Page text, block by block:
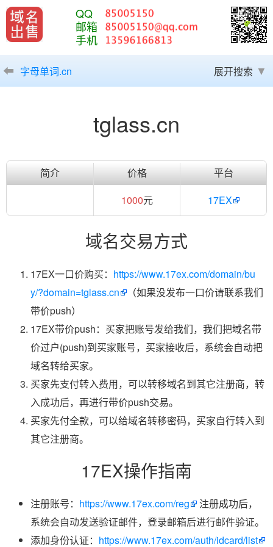
QQ
邮箱
手机
字母单词.cn 展开搜索
tglass.cn
简介 价格
平台
1000元 17EX
域名交易方式
17EX一口价购买： https://www.17ex.com/domain/bu
y/?domain=tglass.cn
（如果没发布一口价请联系我们
带价push）
17EX带价push：买家把账号发给我们，我们把域名带
价过户(push)到买家账号，买家接收后，系统会自动把
域名转给买家。
买家先支付转入费用，可以转移域名到其它注册商，转
入成功后，再进行带价push交易。
买家先付全款，可以给域名转移密码，买家自行转入到
其它注册商。
17EX操作指南
注册账号： https://www.17ex.com/reg
注册成功后，
系统会自动发送验证邮件，登录邮箱后进行邮件验证。
添加身份认证： https://www.17ex.com/auth/idcard/list